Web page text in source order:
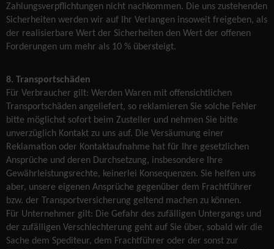
Zahlungsverpflichtungen nicht nachkommen. Die uns zustehenden
Sicherheiten werden wir auf Ihr Verlangen insoweit freigeben, als
der realisierbare Wert der Sicherheiten den Wert der offenen
Forderungen um mehr als 10 % übersteigt.
8. Transportschäden
Für Verbraucher gilt: Werden Waren mit offensichtlichen
Transportschäden angeliefert, so reklamieren Sie solche Fehler
bitte möglichst sofort beim Zusteller und nehmen Sie bitte
unverzüglich Kontakt zu uns auf. Die Versäumung einer
Reklamation oder Kontaktaufnahme hat für Ihre gesetzlichen
Ansprüche und deren Durchsetzung, insbesondere Ihre
Gewährleistungsrechte, keinerlei Konsequenzen. Sie helfen uns
aber, unsere eigenen Ansprüche gegenüber dem Frachtführer
bzw. der Transportversicherung geltend machen zu können.
Für Unternehmer gilt: Die Gefahr des zufälligen Untergangs und
der zufälligen Verschlechterung geht auf Sie über, sobald wir die
Sache dem Spediteur, dem Frachtführer oder der sonst zur